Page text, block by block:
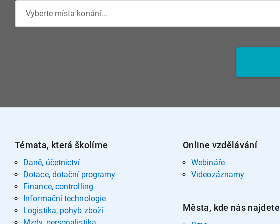
Vyberte místa konání...
Témata, která školíme
Daně, účetnictví
Dotace, dotační programy
Finance, controlling
Informační technologie
Logistika, pohyb zboží
Online vzdělávání
Webináře
Videozáznamy
Města, kde nás najdete